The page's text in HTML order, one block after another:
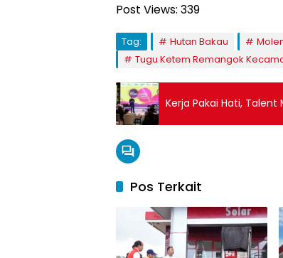
Post Views: 339
Tag: Hutan Bakau
Tugu Ketem Remangok
Kerja Pakai Hati, Talent
Pos Terkait